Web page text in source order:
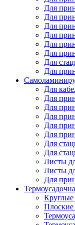
Для
Для
Для
Для
Для
Для
Для
Для
Для
Для
Для
Для
Для
Для
Для
Для
Листы
Листы
Для
Круглые
Плоские